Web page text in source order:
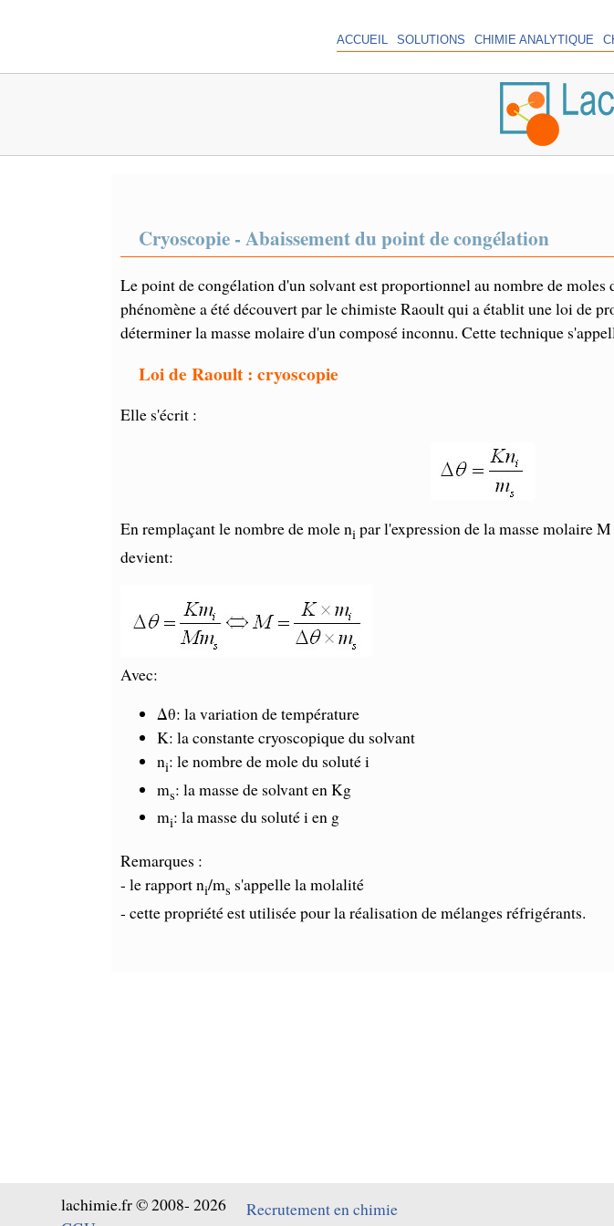
ACCUEIL SOLUTIONS CHIMIE ANALYTIQUE
Cryoscopie - Abaissement du point de congélation
Le point de congélation d'un solvant est proportionnel au nombre de moles
phénomène a été découvert par le chimiste Raoult qui a établit une loi de
déterminer la masse molaire d'un composé inconnu. Cette technique
Loi de Raoult : cryoscopie
Elle s'écrit :
En remplaçant le nombre de mole ni par l'expression de la masse molaire
devient:
Avec:
Δθ: la variation de température
K: la constante cryoscopique du solvant
ni: le nombre de mole du soluté i
ms: la masse de solvant en Kg
mi: la masse du soluté i en g
Remarques :
- le rapport ni/ms s'appelle la molalité
- cette propriété est utilisée pour la réalisation de mélanges réfrigérants.
lachimie.fr © 2008- 2026
Recrutement en chimie